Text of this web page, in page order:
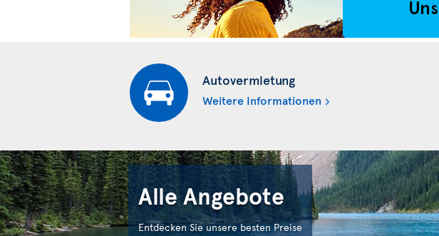
Autovermietung
Weitere Informationen
Alle Angebote
Entdecken Sie unsere besten Preise